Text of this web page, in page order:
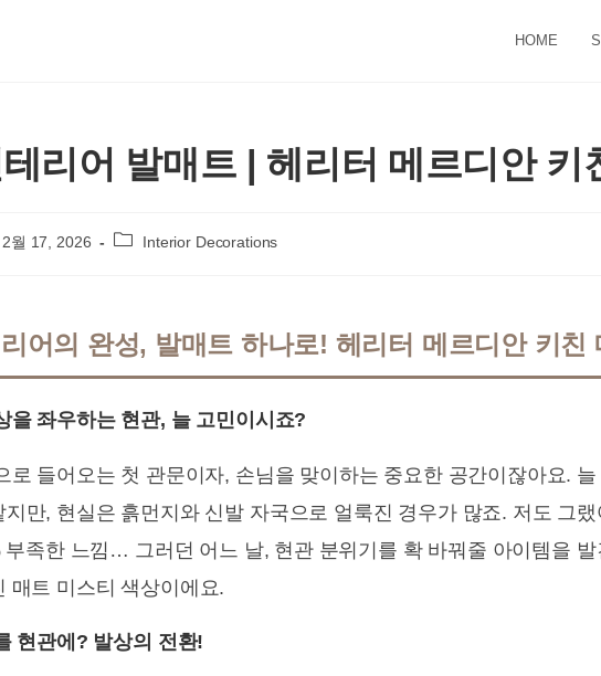
HOME
리어 발매트 | 헤리터 메르디안 키
2월 17, 2026
Post Interior Decorations
어의 완성, 발매트 하나로! 헤리터 메르디안 키친
을 좌우하는 현관, 늘 고민이시죠?
로 들어오는 첫 관문이자, 손님을 맞이하는 중요한 공간이잖아요.
만, 현실은 흙먼지와 신발 자국으로 얼룩진 경우가 많죠. 저도 그랬
부족한 느낌… 그러던 어느 날, 현관 분위기를 확 바꿔줄 아이템을 발
매트 미스티 색상이에요.
현관에? 발상의 전환!